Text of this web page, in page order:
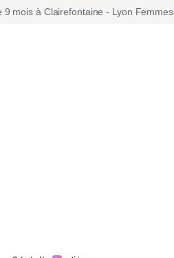
mois à Clairefontaine - Lyon Femmes